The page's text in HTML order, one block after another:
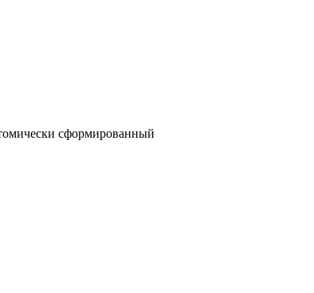
сформированный